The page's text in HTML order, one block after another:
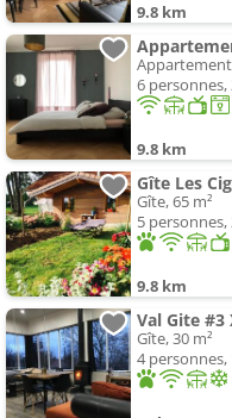
9.8 km
6 personnes,
9.8 km
Gîte Les
Gîte, 65 m²
5 personnes,
9.8 km
Val Gite #3
Gîte, 30 m²
4 personnes,